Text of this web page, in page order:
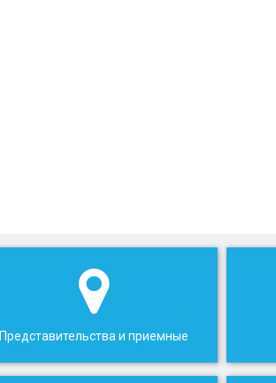
Представительства и приемные